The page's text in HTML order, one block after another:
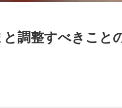
調整すべきこと